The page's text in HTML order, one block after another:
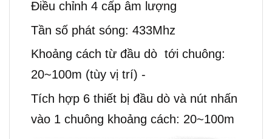
Điều chỉnh 4 cấp âm lượng
Tần số phát sóng: 433Mhz
Khoảng cách từ đầu dò tới chuông:
20~100m (tùy vị trí) -
Tích hợp 6 thiết bị đầu dò và nút nhấn
vào 1 chuông khoảng cách: 20~100m